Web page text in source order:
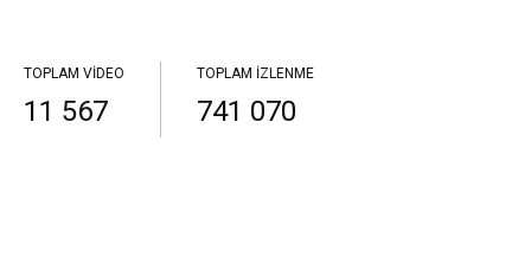
TOPLAM VIDEO
11 567
TOPLAM İZLENME
741 070